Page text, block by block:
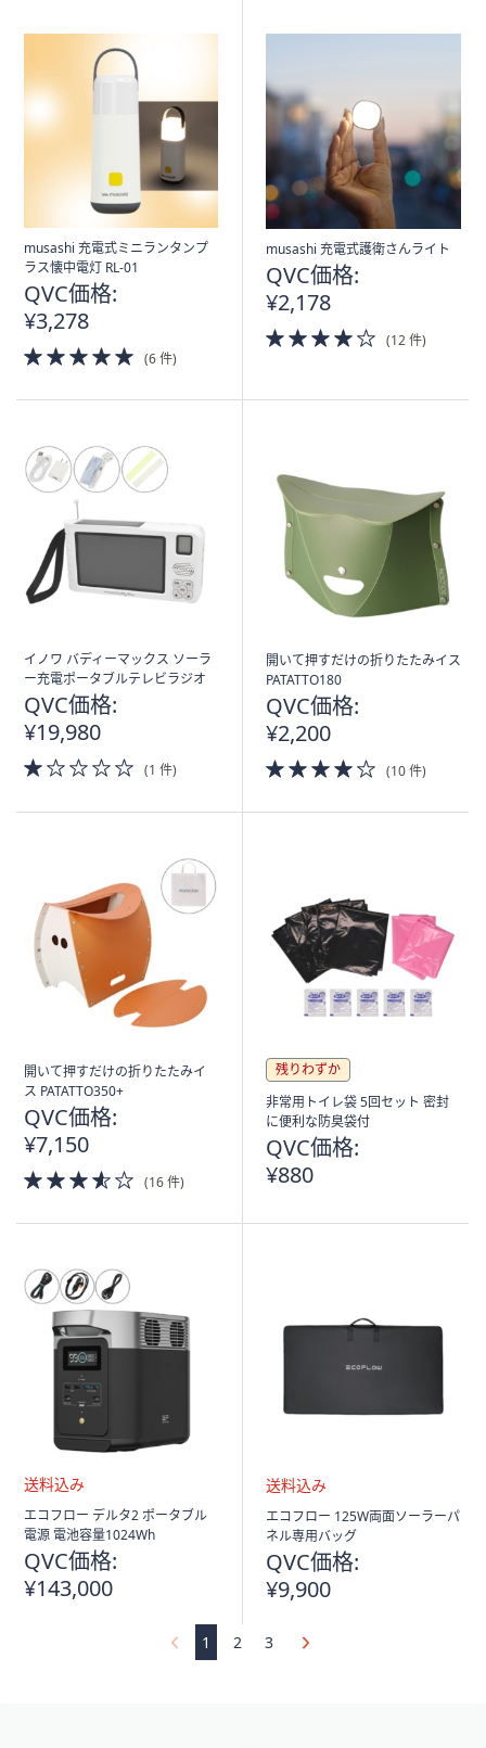
musashi 充電式ミニランタンプ
ラス懐中電灯 RL-01
QVC価格:
¥3,278
5.0
of
(6 件)
musashi 充電式護衛さんライト
QVC価格:
¥2,178
4.0
of
(12 件)
イノワ バディーマックス ソーラ
ー充電ポータブルテレビラジオ
QVC価格:
¥19,980
1.0
of
(1 件)
開いて押すだけの折りたたみイス
PATATTO180
QVC価格:
¥2,200
4.0
of
(10 件)
開いて押すだけの折りたたみイ
ス PATATTO350+
QVC価格:
¥7,150
3.5
of
(16 件)
残りわずか
非常用トイレ袋 5回セット 密封
に便利な防臭袋付
QVC価格:
¥880
送
料
み
エコフロー デルタ2 ポータブル
電源 電池容量1024Wh
QVC価格:
¥143,000
送
料
み
エコフロー 125W両面ソーラーパ
ネル専用バッグ
QVC価格:
¥9,900
1 2 3